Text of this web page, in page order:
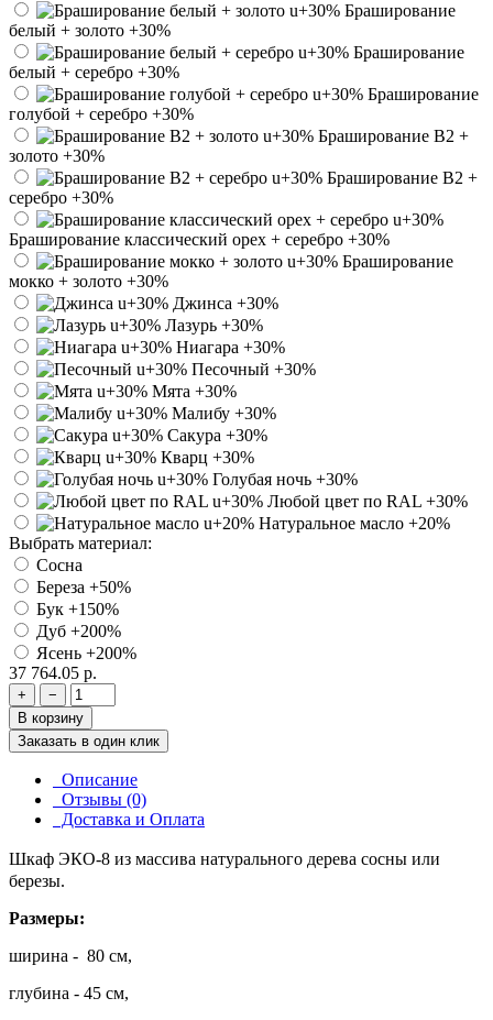
Браширование
белый + золото +30%
Браширование
белый + серебро +30%
Браширование
голубой + серебро +30%
Браширование В2 +
золото +30%
Браширование В2 +
серебро +30%
Браширование классический орех + серебро +30%
Браширование
мокко + золото +30%
Джинса +30%
Лазурь +30%
Ниагара +30%
Песочный +30%
Мята +30%
Малибу +30%
Сакура +30%
Кварц +30%
Голубая ночь +30%
Любой цвет по RAL +30%
Натуральное масло +20%
Выбрать материал:
Сосна
Береза +50%
Бук +150%
Дуб +200%
Ясень +200%
37 764.05 р.
+
−
В корзину
Заказать в один клик
Описание
Отзывы (0)
Доставка и Оплата
Шкаф ЭКО-8 из массива натурального дерева сосны или
березы.
Размеры:
ширина - 80 см,
глубина - 45 см,